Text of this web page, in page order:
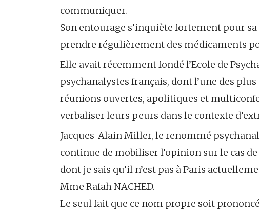
communiquer.
Son entourage s’inquiète fortement pour
prendre régulièrement des médicaments
Elle avait récemment fondé l’Ecole de
psychanalystes français, dont l’une des
réunions ouvertes, apolitiques et
verbaliser leurs peurs dans le contexte
Jacques-Alain Miller, le renommé
continue de mobiliser l’opinion sur le cas
dont je sais qu’il n’est pas à Paris
Mme Rafah NACHED.
Le seul fait que ce nom propre soit